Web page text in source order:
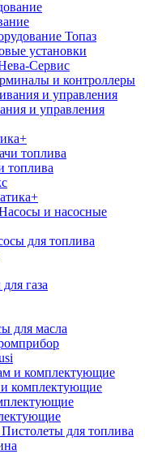
Топаз
установки
Сервис
и контроллеры
и управления
топлива
и насосные
для топлива
газа
для масла
и комплектующие
Пистолеты для топлива